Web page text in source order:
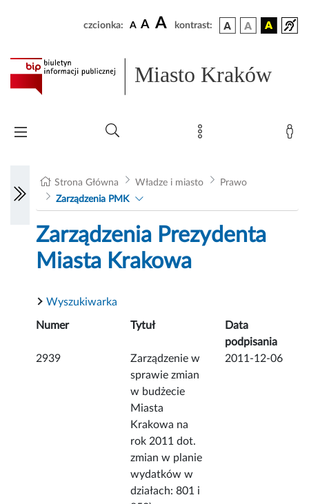
czcionka: A A A kontrast:
Miasto Kraków
Strona Główna Władze i miasto
Prawo
Zarządzenia PMK
Zarządzenia Prezydenta
Miasta Krakowa
Wyszukiwarka
Numer Tytuł
Data
podpisania
2939
Zarządzenie w
sprawie zmian
w budżecie
Miasta
Krakowa na
rok 2011 dot.
zmian w planie
wydatków w
działach: 801 i
2011-12-06